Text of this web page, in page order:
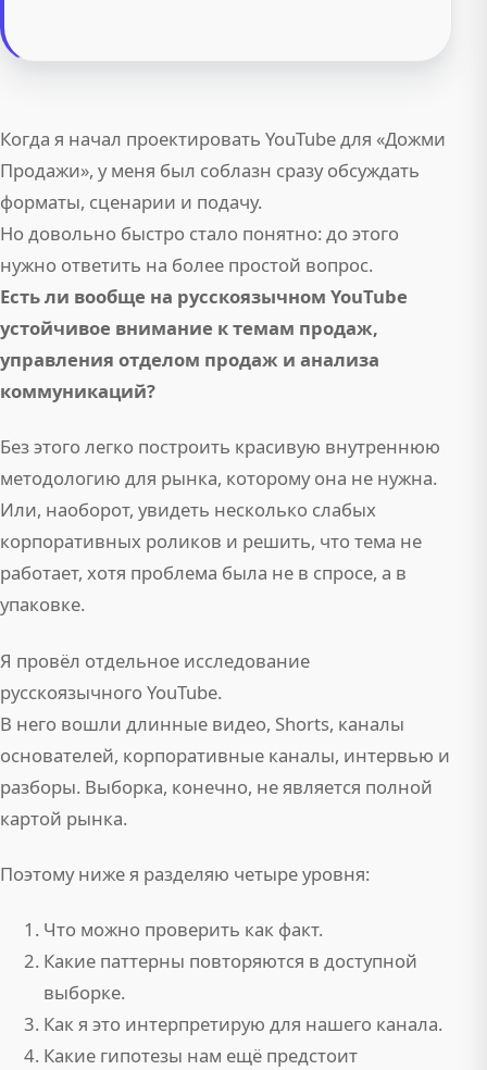
Когда я начал проектировать YouTube для «Дожми
Продажи», у меня был соблазн сразу обсуждать
форматы, сценарии и подачу.
Но довольно быстро стало понятно: до этого
нужно ответить на более простой вопрос.
Есть ли вообще на русскоязычном YouTube
устойчивое внимание к темам продаж,
управления отделом продаж и анализа
коммуникаций?
Без этого легко построить красивую внутреннюю
методологию для рынка, которому она не нужна.
Или, наоборот, увидеть несколько слабых
корпоративных роликов и решить, что тема не
работает, хотя проблема была не в спросе, а в
упаковке.
Я провёл отдельное исследование
русскоязычного YouTube.
В него вошли длинные видео, Shorts, каналы
основателей, корпоративные каналы, интервью и
разборы. Выборка, конечно, не является полной
картой рынка.
Поэтому ниже я разделяю четыре уровня:
Что можно проверить как факт.
Какие паттерны повторяются в доступной
выборке.
Как я это интерпретирую для нашего канала.
Какие гипотезы нам ещё предстоит